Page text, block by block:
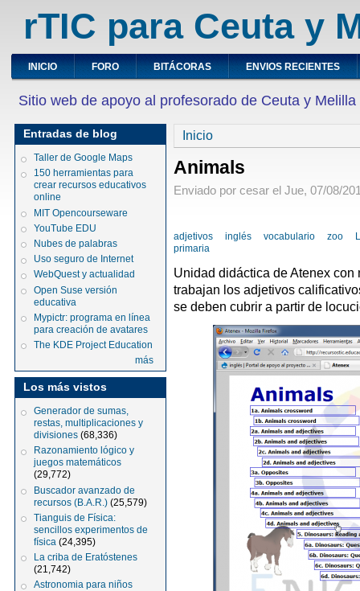
rTIC para Ceuta y
INICIO FORO BITÁCORAS ENVIOS RECIENTES
Sitio web de apoyo al profesorado de Ceuta y Melilla
Entradas de blog
Taller de Google Maps
150 herramientas para
crear recursos educativos
online
MIT Opencourseware
YouTube EDU
Nubes de palabras
Uso seguro de Internet
WebQuest y actualidad
Open Suse versión
educativa
Mypictr: programa en línea
para creación de avatares
The KDE Project Education
más
Los más vistos
Generador de sumas,
restas, multiplicaciones y
divisiones (68,336)
Razonamiento lógico y
juegos matemáticos
(29,772)
Buscador avanzado de
recursos (B.A.R.) (25,579)
Tianguis de Física:
sencillos experimentos de
física (24,395)
La criba de Eratóstenes
(21,742)
Astronomia para niños
Inicio
Animals
Enviado por cesar el Jue, 07/08/
adjetivos inglés vocabulario zoo
primaria
Unidad didáctica de Atenex
trabajan los adjetivos
se deben cubrir a partir de